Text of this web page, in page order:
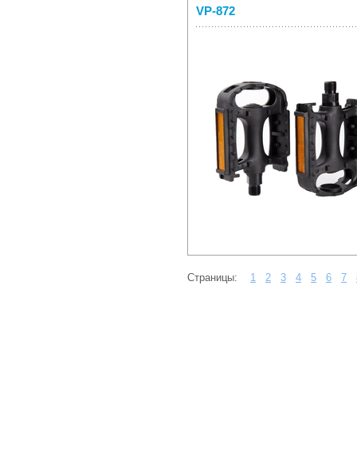
VP-872
Страницы: 1 2 3 4 5 6 7